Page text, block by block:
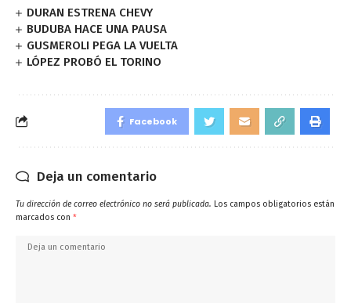
DURAN ESTRENA CHEVY
BUDUBA HACE UNA PAUSA
GUSMEROLI PEGA LA VUELTA
LÓPEZ PROBÓ EL TORINO
Facebook
Deja un comentario
Tu dirección de correo electrónico no será publicada. Los campos obligatorios están
marcados con *